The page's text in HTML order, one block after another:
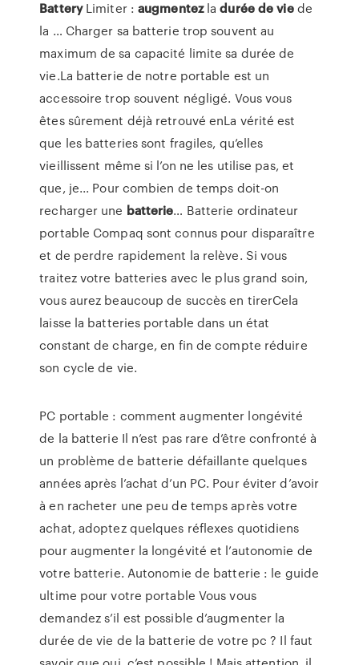
BatteryLimiter :augmentezladuréede viede
la … Charger sa batterie trop souvent au
maximum de sa capacité limite sa durée de
vie.La batterie de notre portable est un
accessoire trop souvent négligé. Vous vous
êtes sûrement déjà retrouvé enLa vérité est
que les batteries sont fragiles, qu’elles
vieillissent même si l’on ne les utilise pas, et
que, je... Pour combien de temps doit-on
recharger une batterie… Batterie ordinateur
portable Compaq sont connus pour disparaître
et de perdre rapidement la relève. Si vous
traitez votre batteries avec le plus grand soin,
vous aurez beaucoup de succès en tirerCela
laisse la batteries portable dans un état
constant de charge, en fin de compte réduire
son cycle de vie.
PC portable : comment augmenter longévité
de la batterie Il n’est pas rare d’être confronté à
un problème de batterie défaillante quelques
années après l’achat d’un PC. Pour éviter d’avoir
à en racheter une peu de temps après votre
achat, adoptez quelques réflexes quotidiens
pour augmenter la longévité et l’autonomie de
votre batterie. Autonomie de batterie : le guide
ultime pour votre portable Vous vous
demandez s’il est possible d’augmenter la
durée de vie de la batterie de votre pc ? Il faut